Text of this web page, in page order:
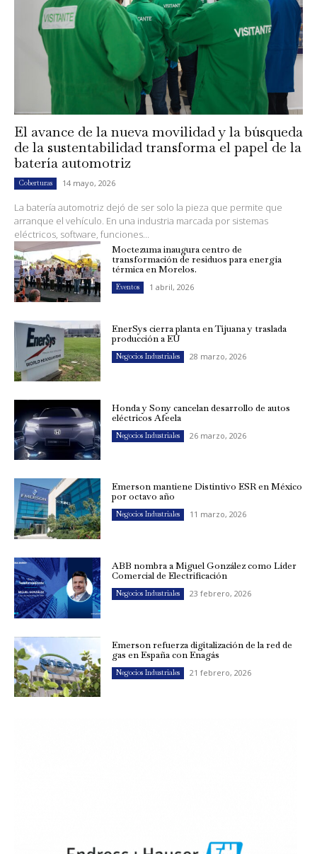
El avance de la nueva movilidad y la búsqueda
de la sustentabilidad transforma el papel de la
batería automotriz
Coberturas 14 mayo, 2026
La batería automotriz dejó de ser solo la pieza que permite que
arranque el vehículo. En una industria marcada por sistemas
eléctricos, software, funciones...
Moctezuma inaugura centro de
transformación de residuos para energía
térmica en Morelos.
Eventos 1 abril, 2026
EnerSys cierra planta en Tijuana y traslada
producción a EU
Negocios Industriales 28 marzo, 2026
Honda y Sony cancelan desarrollo de autos
eléctricos Afeela
Negocios Industriales 26 marzo, 2026
Emerson mantiene Distintivo ESR en México
por octavo año
Negocios Industriales 11 marzo, 2026
ABB nombra a Miguel González como Líder
Comercial de Electrificación
Negocios Industriales 23 febrero, 2026
Emerson refuerza digitalización de la red de
gas en España con Enagás
Negocios Industriales 21 febrero, 2026